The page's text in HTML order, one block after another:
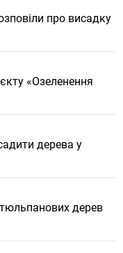
про висадку
«Озеленення
дерева у
дерев